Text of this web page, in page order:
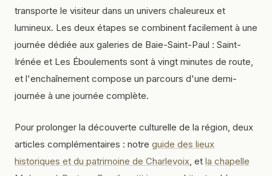
transporte le visiteur dans un univers chaleureux et
lumineux. Les deux étapes se combinent facilement à une
journée dédiée aux galeries de Baie-Saint-Paul : Saint-
Irénée et Les Éboulements sont à vingt minutes de route,
et l'enchaînement compose un parcours d'une demi-
journée à une journée complète.
Pour prolonger la découverte culturelle de la région, deux
articles complémentaires : notre guide des lieux
historiques et du patrimoine de Charlevoix, et la chapelle